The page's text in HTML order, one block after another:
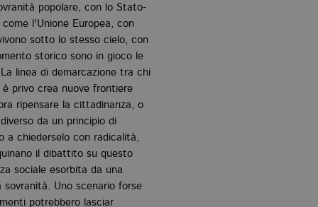
popolare, con lo Stato-
l'Unione Europea, con
sotto lo stesso cielo, con
storico sono in gioco le
linea di demarcazione tra chi
privo crea nuove frontiere
ripensare la cittadinanza, o
da un principio di
a chiederselo con radicalità,
il dibattito su questo
sociale esorbita da una
sovranità. Uno scenario forse
potrebbero lasciar